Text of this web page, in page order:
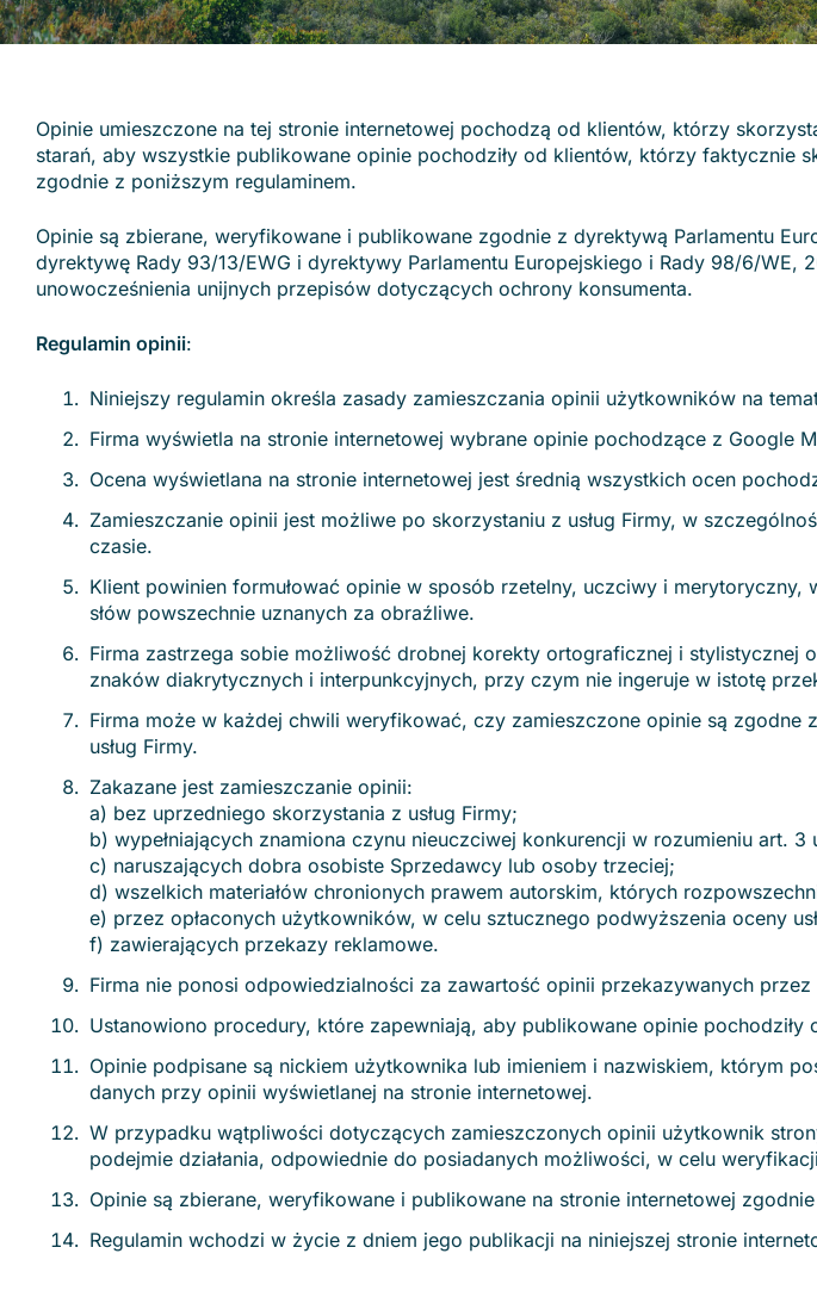
Opinie umieszczone na tej stronie internetowej pochodzą od klientów, którzy
starań, aby wszystkie publikowane opinie pochodziły od klientów, którzy faktycznie
zgodnie z poniższym regulaminem.
Opinie są zbierane, weryfikowane i publikowane zgodnie z dyrektywą Parlamentu
dyrektywę Rady 93/13/EWG i dyrektywy Parlamentu Europejskiego i Rady 98/6/
unowocześnienia unijnych przepisów dotyczących ochrony konsumenta.
Regulamin opinii:
Niniejszy regulamin określa zasady zamieszczania opinii użytkowników na
Firma wyświetla na stronie internetowej wybrane opinie pochodzące z Google
Ocena wyświetlana na stronie internetowej jest średnią wszystkich ocen
Zamieszczanie opinii jest możliwe po skorzystaniu z usług Firmy, w
czasie.
Klient powinien formułować opinie w sposób rzetelny, uczciwy i
słów powszechnie uznanych za obraźliwe.
Firma zastrzega sobie możliwość drobnej korekty ortograficznej i
znaków diakrytycznych i interpunkcyjnych, przy czym nie ingeruje w istotę
Firma może w każdej chwili weryfikować, czy zamieszczone opinie są
usług Firmy.
Zakazane jest zamieszczanie opinii:
a) bez uprzedniego skorzystania z usług Firmy;
b) wypełniających znamiona czynu nieuczciwej konkurencji w rozumieniu art.
c) naruszających dobra osobiste Sprzedawcy lub osoby trzeciej;
d) wszelkich materiałów chronionych prawem autorskim, których
e) przez opłaconych użytkowników, w celu sztucznego podwyższenia oceny
f) zawierających przekazy reklamowe.
Firma nie ponosi odpowiedzialności za zawartość opinii przekazywanych
Ustanowiono procedury, które zapewniają, aby publikowane opinie pochodziły
Opinie podpisane są nickiem użytkownika lub imieniem i nazwiskiem, którym
danych przy opinii wyświetlanej na stronie internetowej.
W przypadku wątpliwości dotyczących zamieszczonych opinii użytkownik
podejmie działania, odpowiednie do posiadanych możliwości, w celu
Opinie są zbierane, weryfikowane i publikowane na stronie internetowej
Regulamin wchodzi w życie z dniem jego publikacji na niniejszej stronie